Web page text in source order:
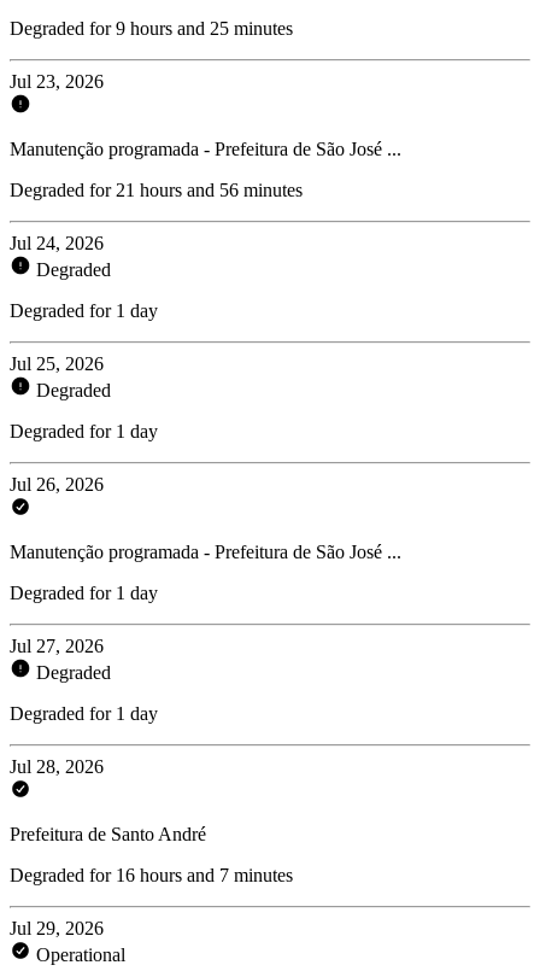
Degraded for 9 hours and 25 minutes
Jul 23, 2026
Manutenção programada - Prefeitura de São José ...
Degraded for 21 hours and 56 minutes
Jul 24, 2026
Degraded
Degraded for 1 day
Jul 25, 2026
Degraded
Degraded for 1 day
Jul 26, 2026
Manutenção programada - Prefeitura de São José ...
Degraded for 1 day
Jul 27, 2026
Degraded
Degraded for 1 day
Jul 28, 2026
Prefeitura de Santo André
Degraded for 16 hours and 7 minutes
Jul 29, 2026
Operational